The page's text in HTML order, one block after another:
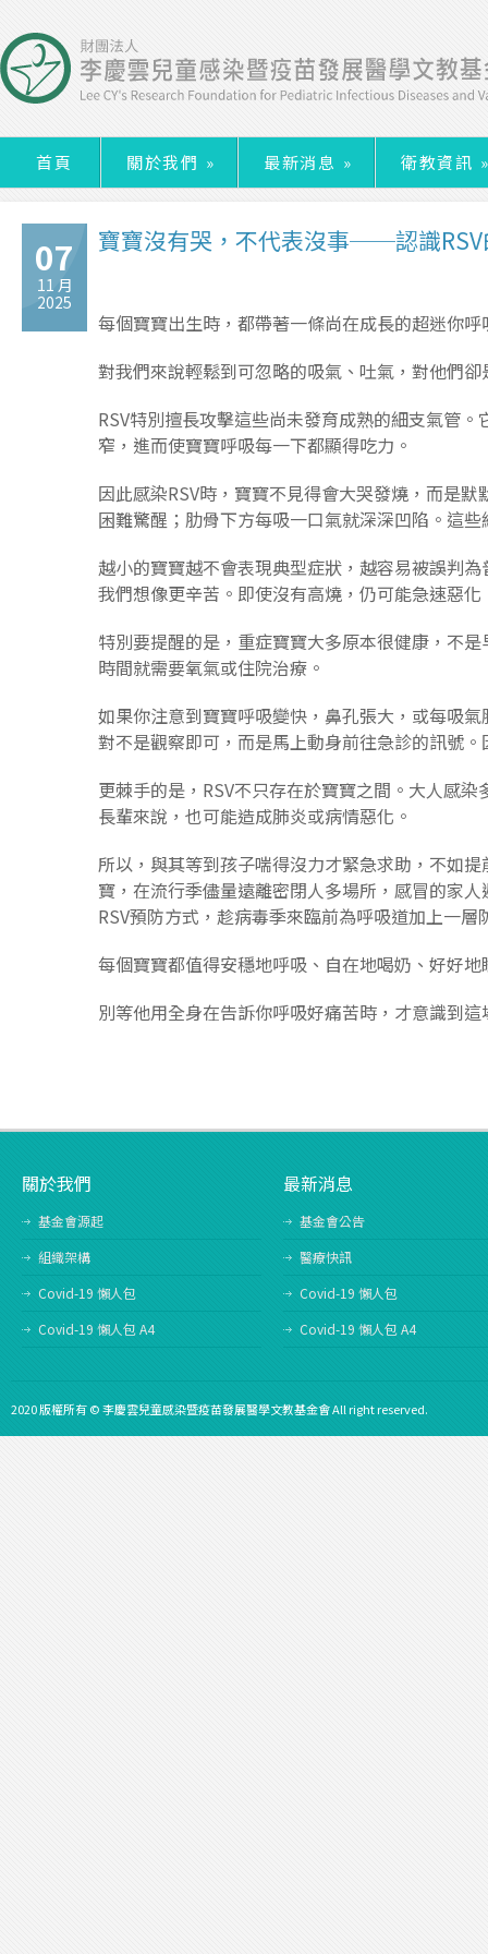
首頁 關於我們 » 最新消息 » 衛教資訊 »
07
11 月
2025
寶寶沒有哭，不代表沒事──認識RSV
每個寶寶出生時，都帶著一條尚在成長的超迷你呼
對我們來說輕鬆到可忽略的吸氣、吐氣，對他們
RSV特別擅長攻擊這些尚未發育成熟的細支氣管
窄，進而使寶寶呼吸每一下都顯得吃力。
因此感染RSV時，寶寶不見得會大哭發燒，而是
困難驚醒；肋骨下方每吸一口氣就深深凹陷。這
越小的寶寶越不會表現典型症狀，越容易被誤判
我們想像更辛苦。即使沒有高燒，仍可能急速惡化
特別要提醒的是，重症寶寶大多原本很健康，不
時間就需要氧氣或住院治療。
如果你注意到寶寶呼吸變快，鼻孔張大，或每吸
對不是觀察即可，而是馬上動身前往急診的訊號
更棘手的是，RSV不只存在於寶寶之間。大人感
長輩來說，也可能造成肺炎或病情惡化。
所以，與其等到孩子喘得沒力才緊急求助，不如
寶，在流行季儘量遠離密閉人多場所，感冒的家
RSV預防方式，趁病毒季來臨前為呼吸道加上一層
每個寶寶都值得安穩地呼吸、自在地喝奶、好好地
別等他用全身在告訴你呼吸好痛苦時，才意識到
關於我們
基金會源起
組織架構
Covid-19 懶人包
Covid-19 懶人包 A4
最新消息
基金會公告
醫療快訊
Covid-19 懶人包
Covid-19 懶人包 A4
2020 版權所有 © 李慶雲兒童感染暨疫苗發展醫學文教基金會 All right reserved.